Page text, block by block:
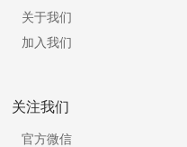
关于我们
加入我们
关注我们
官方微信